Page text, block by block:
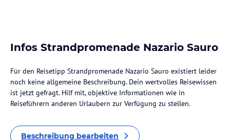
Infos Strandpromenade Nazario Sauro
Für den Reisetipp Strandpromenade Nazario Sauro existiert leider
noch keine allgemeine Beschreibung. Dein wertvolles Reisewissen
ist jetzt gefragt. Hilf mit, objektive Informationen wie in
Reiseführern anderen Urlaubern zur Verfügung zu stellen.
Beschreibung bearbeiten